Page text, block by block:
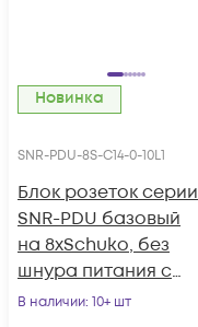
Новинка
SNR-PDU-8S-C14-0-10L1
Блок розеток серии
SNR-PDU базовый
на 8xSchuko, без
шнура питания с
вилкой C14, 10A
В наличии: 10+ шт